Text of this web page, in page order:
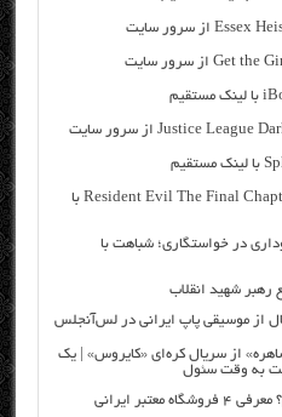
دانلود رایگان فیلم خارجی Resident Evil The Final Chapter 2017 با
در خواستگاری؛ شباهت با
از موسیقی پاپ ایرانی در لس‌آنجلس
از سریال کره‌ای «کایروس» | یک
به وقت سئول
ایرانی